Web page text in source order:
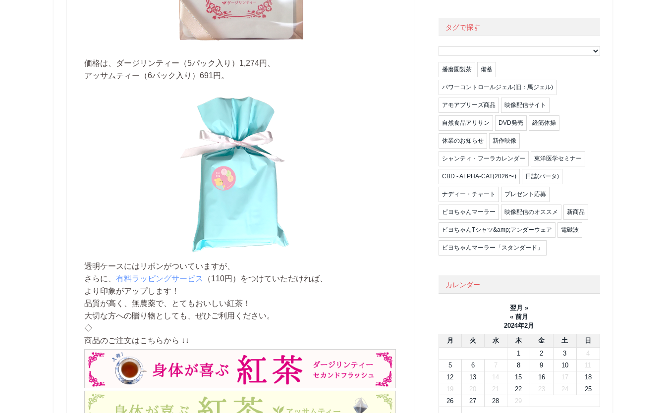
価格は、ダージリンティー（5パック入り）1,274円、
アッサムティー（6パック入り）691円。
透明ケースにはリボンがついていますが、
さらに、 有料ラッピングサービス
（110円）をつけていただければ、
より印象がアップします！
品質が高く、無農薬で、とてもおいしい紅茶！
大切な方への贈り物としても、ぜひご利用ください。
◇
商品のご注文はこちらから ↓↓
タグで探す
播磨園製茶 備蓄
パワーコントロールジェル(旧：馬ジェル)
アモアプリーズ商品 映像配信サイト
自然食品アリサン DVD発売 経筋体操
休業のお知らせ 新作映像
シャンティ・フーラカレンダー 東洋医学セミナー
CBD - ALPHA-CAT(2026〜) 日誌(パータ)
ナディー・チャート プレゼント応募
ピヨちゃんマーラー 映像配信のオススメ 新商品
ピヨちゃんTシャツ&amp;アンダーウェア 電磁波
ピヨちゃんマーラー「スタンダード」
カレンダー
翌月 »
« 前月
2024年2月
月
火 水 木 金 土
日
1
2 3
4
5
6 7 8 9 10
11
12
13 14 15 16 17
18
19
20 21 22 23 24
25
26
27 28 29